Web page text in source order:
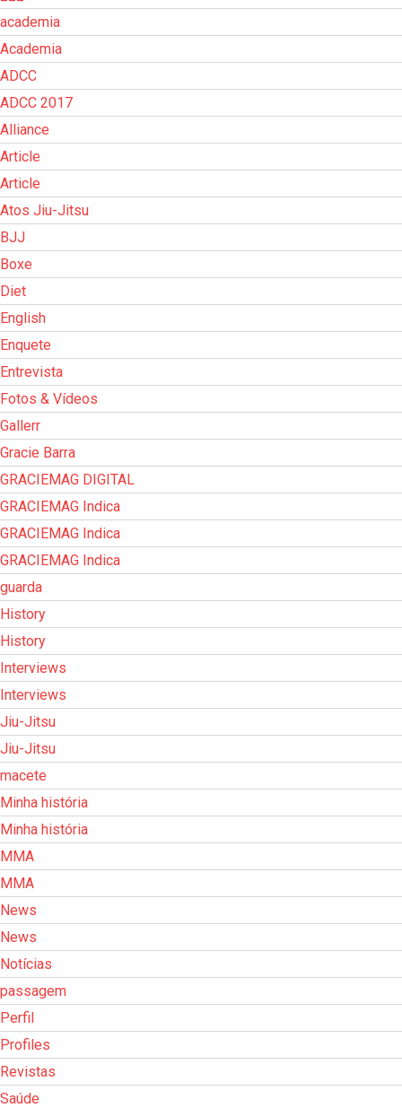
academia
Academia
ADCC
ADCC 2017
Alliance
Article
Article
Atos Jiu-Jitsu
BJJ
Boxe
Diet
English
Enquete
Entrevista
Fotos & Vídeos
Gallerr
Gracie Barra
GRACIEMAG DIGITAL
GRACIEMAG Indica
GRACIEMAG Indica
GRACIEMAG Indica
guarda
History
History
Interviews
Interviews
Jiu-Jitsu
Jiu-Jitsu
macete
Minha história
Minha história
MMA
MMA
News
News
Notícias
passagem
Perfil
Profiles
Revistas
Saúde